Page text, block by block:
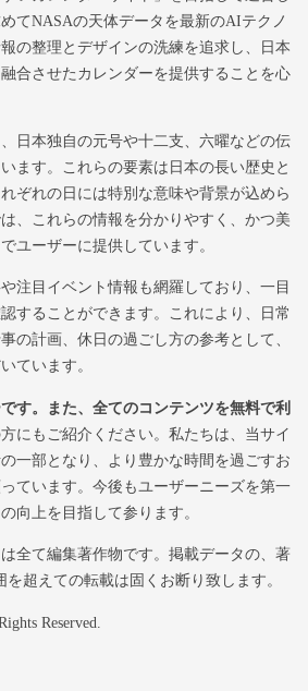
てNASAの天体データを最新のAIテクノ
の整理とデザインの洗練を追求し、日本
合させたカレンダーを提供することを心
日本独自の元号や十二支、六曜などの伝
ます。これらの要素は日本の長い歴史と
ぞれの日には特別な意味や背景が込めら
、これらの情報を分かりやすく、かつ美
ユーザーに提供しています。
注目イベント情報も網羅しており、一目
することができます。これにより、日常
の計画、休日の過ごし方の参考として、
ています。
す。また、全てのコンテンツを無料で利
にもご紹介ください。私たちは、当サイ
一部となり、より豊かな時間を過ごすお
ています。今後もユーザーニーズを第一
向上を目指して参ります。
全て編集著作物です。掲載データの、著
超えての転載は固くお断り致します。
Reserved.